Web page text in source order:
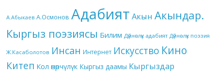
А.Абыкаев А.Осмонов Адабият Акын Акындар.
Кыргыз поэзиясы Билим Дүйнөлүк адабият Дүйнөлүк поэзия
Ж.Касаболотов Инсан Интернет Искусство Кино
Китеп Кол өнөрчүлүк Кыргыз даамы Кыргыздар